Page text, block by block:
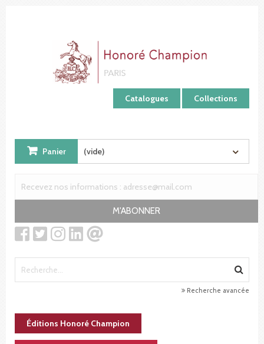
Catalogues Collections
Panier (vide)
M'ABONNER
Recherche avancée
Éditions Honoré Champion